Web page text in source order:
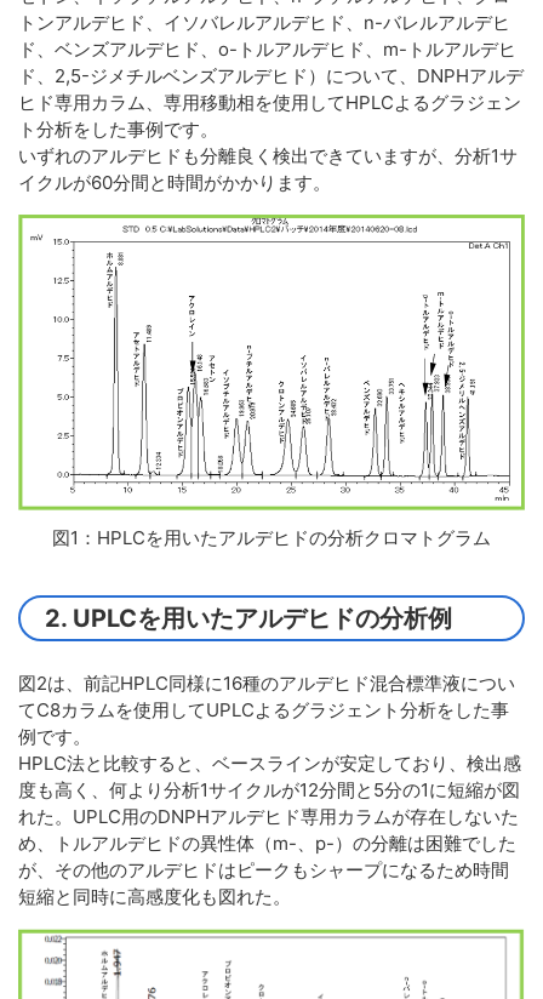
トンアルデヒド、イソバレルアルデヒド、n-バレルアルデヒ
ド、ベンズアルデヒド、o-トルアルデヒド、m-トルアルデヒ
ド、2,5-ジメチルベンズアルデヒド）について、DNPHアルデ
ヒド専用カラム、専用移動相を使用してHPLCよるグラジェン
ト分析をした事例です。
いずれのアルデヒドも分離良く検出できていますが、分析1サ
イクルが60分間と時間がかかります。
図1：HPLCを用いたアルデヒドの分析クロマトグラム
2. UPLCを用いたアルデヒドの分析例
図2は、前記HPLC同様に16種のアルデヒド混合標準液につい
てC8カラムを使用してUPLCよるグラジェント分析をした事
例です。
HPLC法と比較すると、ベースラインが安定しており、検出感
度も高く、何より分析1サイクルが12分間と5分の1に短縮が図
れた。UPLC用のDNPHアルデヒド専用カラムが存在しないた
め、トルアルデヒドの異性体（m-、p-）の分離は困難でした
が、その他のアルデヒドはピークもシャープになるため時間
短縮と同時に高感度化も図れた。